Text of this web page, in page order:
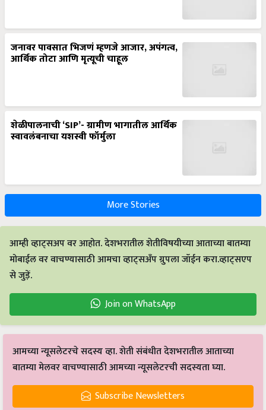
जनावर पावसात भिजणं म्हणजे आजार, अपंगत्व,
आर्थिक तोटा आणि मृत्यूची चाहूल
शेळीपालनाची ‘SIP’- ग्रामीण भागातील आर्थिक
स्वावलंबनाचा यशस्वी फॉर्मुला
More Stories
आम्ही व्हाट्सअप वर आहोत. देशभरातील शेतीविषयीच्या आताच्या बातम्या
मोबाईल वर वाचण्यासाठी आमचा व्हाट्सअँप ग्रुपला जॉईन करा.व्हाट्सएप
से जुड़ें.
Join on WhatsApp
आमच्या न्यूसलेटरचे सदस्य व्हा. शेती संबंधीत देशभरातील आताच्या
बातम्या मेलवर वाचण्यासाठी आमच्या न्यूसलेटरची सदस्यता घ्या.
Subscribe Newsletters